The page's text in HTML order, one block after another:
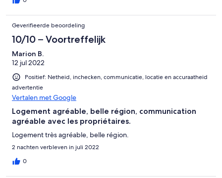
Geverifieerde beoordeling
10/10 – Voortreffelijk
Marion B.
12 jul 2022
Positief: Netheid, inchecken, communicatie, locatie en accuraatheid
advertentie
Vertalen met Google
Logement agréable, belle région, communication
agréable avec les propriétaires.
Logement très agréable, belle région.
2 nachten verbleven in juli 2022
0